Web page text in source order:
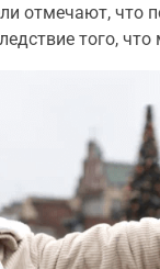
отмечают, что
того,